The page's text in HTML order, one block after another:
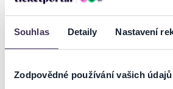
Souhlas Detaily Nastavení
Zodpovědné používání vašich údajů